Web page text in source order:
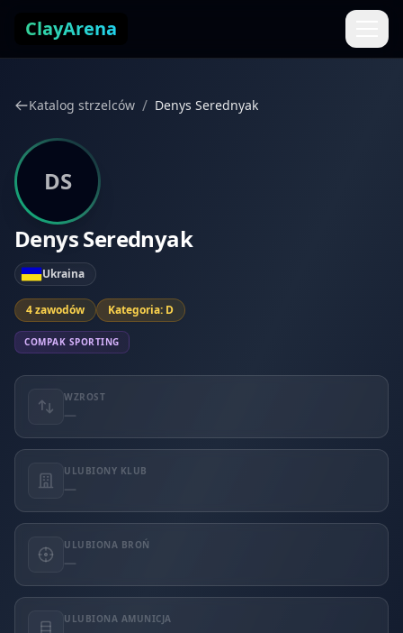
ClayArena
Katalog strzelców / Denys Serednyak
DS
Denys Serednyak
Ukraina
4 zawodów Kategoria: D
COMPAK SPORTING
WZROST
—
ULUBIONY KLUB
—
ULUBIONA BROŃ
—
ULUBIONA AMUNICJA